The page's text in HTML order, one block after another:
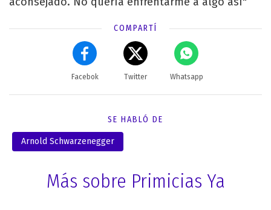
COMPARTÍ
Facebok Twitter Whatsapp
SE HABLÓ DE
Arnold Schwarzenegger
Más sobre Primicias Ya